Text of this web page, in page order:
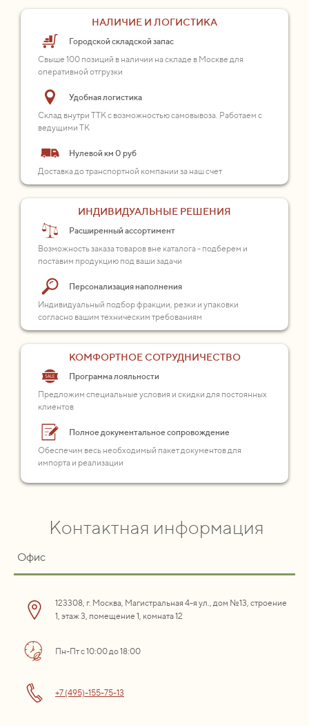
НАЛИЧИЕ И ЛОГИСТИКА
Городской складской запас
Свыше 100 позиций в наличии на складе в Москве для
оперативной отгрузки
Удобная логистика
Склад внутри ТТК с возможностью самовывоза. Работаем с
ведущими ТК
Нулевой км 0 руб
Доставка до транспортной компании за наш счет
ИНДИВИДУАЛЬНЫЕ РЕШЕНИЯ
Расширенный ассортимент
Возможность заказа товаров вне каталога - подберем и
поставим продукцию под ваши задачи
Персонализация наполнения
Индивидуальный подбор фракции, резки и упаковки
согласно вашим техническим требованиям
КОМФОРТНОЕ СОТРУДНИЧЕСТВО
Программа лояльности
Предложим специальные условия и скидки для постоянных
клиентов
Полное документальное сопровождение
Обеспечим весь необходимый пакет документов для
импорта и реализации
Контактная информация
Офис
123308, г. Москва, Магистральная 4-я ул., дом №13, строение
1, этаж 3, помещение 1, комната 12
Пн-Пт с 10:00 до 18:00
+7 (495)-155-75-13